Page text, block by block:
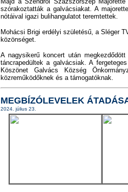
szórakoztatták a galvácsiakat. A
nótáival igazi bulihangulatot teremtettek.
Mohácsi Brigi erdélyi születésű, a Sléger
közönséget.
A nagysikerű koncert után
táncrapedültek a galvácsiak. A
Köszönet Galvács Község
közreműködőknek és a támogatóknak.
MEGBÍZÓLEVELEK
2024. július 23.